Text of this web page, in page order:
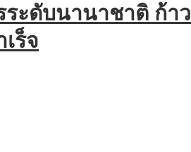
ระดับนานาชาติ ก้าว
ร็จ